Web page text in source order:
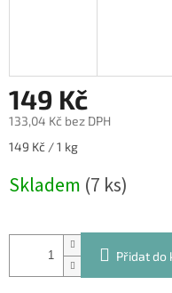
149 Kč
133,04 Kč bez DPH
Měrná
149 Kč / 1 kg
Skladem (7 ks)
Přidat do